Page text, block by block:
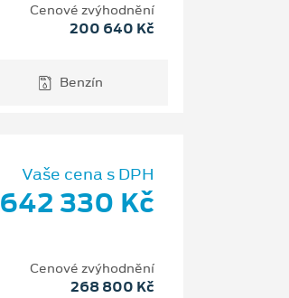
Cenové zvýhodnění
200 640 Kč
Benzín
Vaše cena s DPH
642 330 Kč
Cenové zvýhodnění
268 800 Kč